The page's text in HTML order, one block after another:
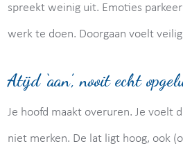
spreekt weinig uit. Emoties
werk te doen. Doorgaan voelt
Atijd ‘aan’, nooit echt
Je hoofd maakt overuren. Je voelt
niet merken. De lat ligt hoog, ook